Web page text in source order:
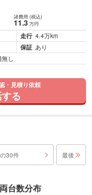
諸費用 (税込)
11.3 万円
走行 4.4万km
保証 あり
し
・見積り依頼
る
30件 最後
台数分布